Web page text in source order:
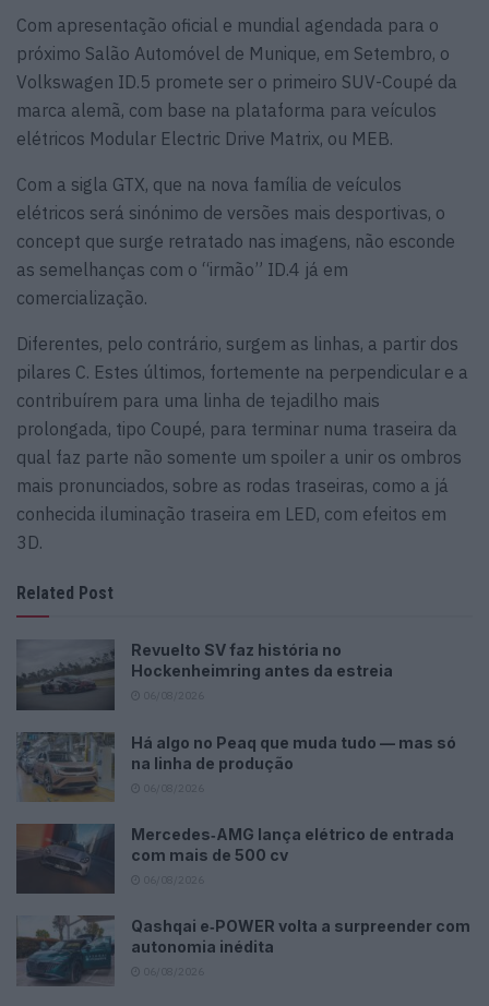
Com apresentação oficial e mundial agendada para o
próximo Salão Automóvel de Munique, em Setembro, o
Volkswagen ID.5 promete ser o primeiro SUV-Coupé da
marca alemã, com base na plataforma para veículos
elétricos Modular Electric Drive Matrix, ou MEB.
Com a sigla GTX, que na nova família de veículos
elétricos será sinónimo de versões mais desportivas, o
concept que surge retratado nas imagens, não esconde
as semelhanças com o “irmão” ID.4 já em
comercialização.
Diferentes, pelo contrário, surgem as linhas, a partir dos
pilares C. Estes últimos, fortemente na perpendicular e a
contribuírem para uma linha de tejadilho mais
prolongada, tipo Coupé, para terminar numa traseira da
qual faz parte não somente um spoiler a unir os ombros
mais pronunciados, sobre as rodas traseiras, como a já
conhecida iluminação traseira em LED, com efeitos em
3D.
Related Post
Revuelto SV faz história no
Hockenheimring antes da estreia
Há algo no Peaq que muda tudo — mas só
na linha de produção
Mercedes‑AMG lança elétrico de entrada
com mais de 500 cv
Qashqai e‑POWER volta a surpreender com
autonomia inédita